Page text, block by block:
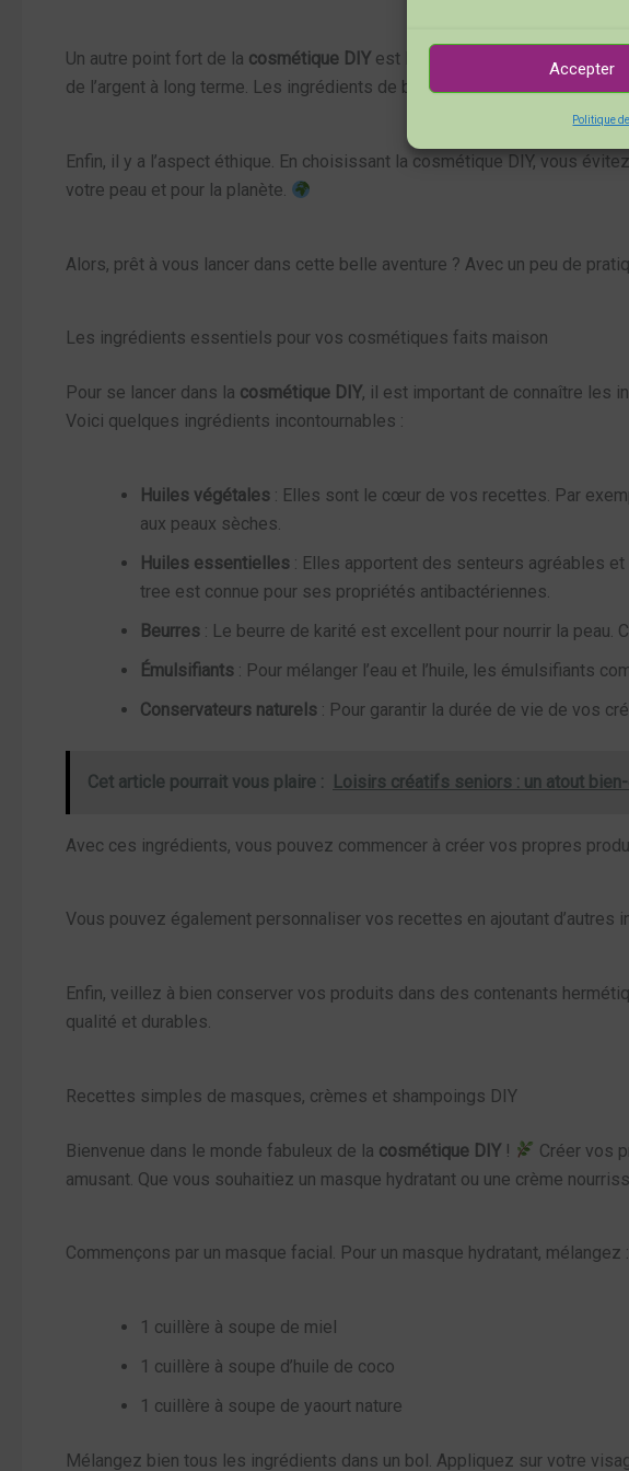
Accepter
Politique
Un autre point fort de la cosmétique DIY est le coût. Les produits de
de l’argent à long terme. Les ingrédients de base comme les huiles
Enfin, il y a l’aspect éthique. En choisissant la cosmétique DIY, vous
votre peau et pour la planète.
Alors, prêt à vous lancer dans cette belle aventure ? Avec un peu de
Les ingrédients essentiels pour vos cosmétiques faits maison
Pour se lancer dans la cosmétique DIY, il est important de connaître les
Voici quelques ingrédients incontournables :
Huiles végétales : Elles sont le cœur de vos recettes. Par
aux peaux sèches.
Huiles essentielles : Elles apportent des senteurs agréables
tree est connue pour ses propriétés antibactériennes.
Beurres : Le beurre de karité est excellent pour nourrir la peau.
Émulsifiants : Pour mélanger l’eau et l’huile, les émulsifiants
Conservateurs naturels : Pour garantir la durée de vie de vos
Cet article pourrait vous plaire : Loisirs créatifs seniors : un atout
Avec ces ingrédients, vous pouvez commencer à créer vos propres
Vous pouvez également personnaliser vos recettes en ajoutant
Enfin, veillez à bien conserver vos produits dans des contenants
qualité et durables.
Recettes simples de masques, crèmes et shampoings DIY
Bienvenue dans le monde fabuleux de la cosmétique DIY !
Créer vos
amusant. Que vous souhaitiez un masque hydratant ou une crème
Commençons par un masque facial. Pour un masque hydratant, mélangez :
1 cuillère à soupe de miel
1 cuillère à soupe d’huile de coco
1 cuillère à soupe de yaourt nature
Mélangez bien tous les ingrédients dans un bol. Appliquez sur votre